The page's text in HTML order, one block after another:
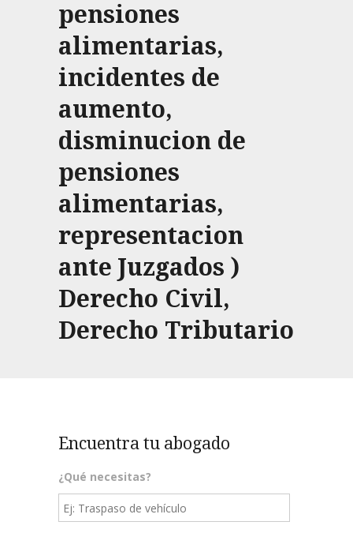
pensiones
alimentarias,
incidentes de
aumento,
disminucion de
pensiones
alimentarias,
representacion
ante Juzgados )
Derecho Civil,
Derecho Tributario
Encuentra tu abogado
¿Qué necesitas?